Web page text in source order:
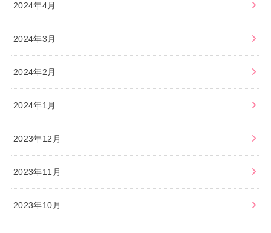
2024年4月
2024年3月
2024年2月
2024年1月
2023年12月
2023年11月
2023年10月